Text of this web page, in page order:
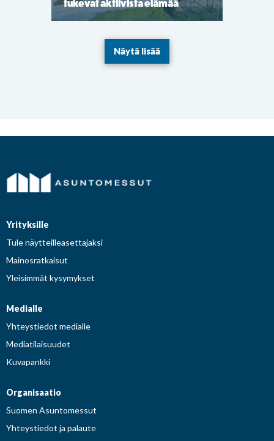
tukevat aktiivista elämää
Näytä lisää
Yrityksille
Tule näytteilleasettajaksi
Mainosratkaisut
Yleisimmät kysymykset
Medialle
Yhteystiedot medialle
Mediatilaisuudet
Kuvapankki
Organisaatio
Suomen Asuntomessut
Yhteystiedot ja palaute